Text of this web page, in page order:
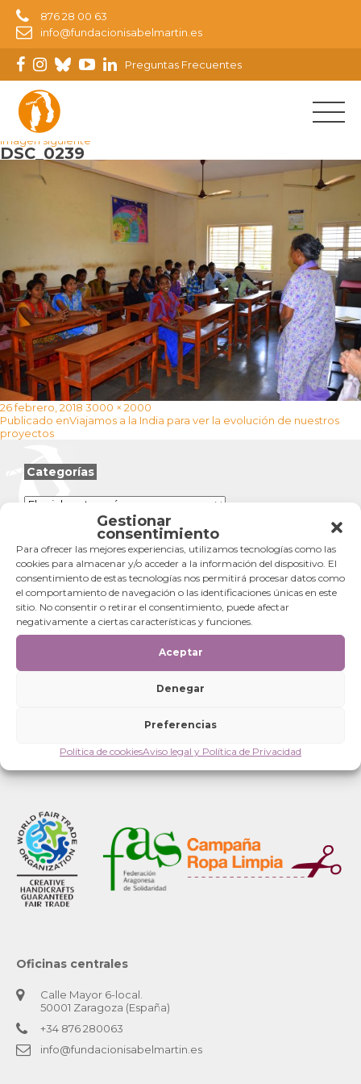
Gestionar
consentimiento
Para ofrecer las mejores experiencias, utilizamos tecnologías como las
cookies para almacenar y/o acceder a la información del dispositivo. El
consentimiento de estas tecnologías nos permitirá procesar datos como
el comportamiento de navegación o las identificaciones únicas en este
sitio. No consentir o retirar el consentimiento, puede afectar
negativamente a ciertas características y funciones.
Aceptar
Denegar
Preferencias
Política de cookiesAviso legal y Política de Privacidad
876 28 00 63
info@fundacionisabelmartin.es
Preguntas Frecuentes
Imagen anterior
Imagen siguiente
DSC_0239
Publicado
el
26 febrero, 2018 Tamaño
completo
3000 × 2000
Navegación
de
entradas
Publicado enViajamos a la India para ver la evolución de nuestros
proyectos
Categorías
Categorías
Oficinas centrales
Calle Mayor 6-local.
50001 Zaragoza (España)
+34 876 280063
info@fundacionisabelmartin.es